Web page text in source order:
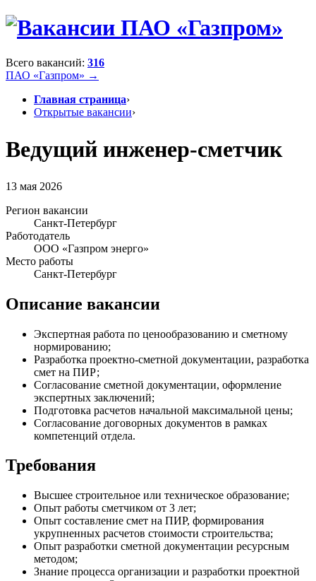
Всего вакансий: 316
ПАО «Газпром» →
Главная страница›
Открытые вакансии›
Ведущий инженер-сметчик
13 мая 2026
Регион вакансии
Санкт-Петербург
Работодатель
ООО «Газпром энерго»
Место работы
Санкт-Петербург
Описание вакансии
Экспертная работа по ценообразованию и сметному
нормированию;
Разработка проектно-сметной документации, разработка
смет на ПИР;
Согласование сметной документации, оформление
экспертных заключений;
Подготовка расчетов начальной максимальной цены;
Согласование договорных документов в рамках
компетенций отдела.
Требования
Высшее строительное или техническое образование;
Опыт работы сметчиком от 3 лет;
Опыт составление смет на ПИР, формирования
укрупненных расчетов стоимости строительства;
Опыт разработки сметной документации ресурсным
методом;
Знание процесса организации и разработки проектной